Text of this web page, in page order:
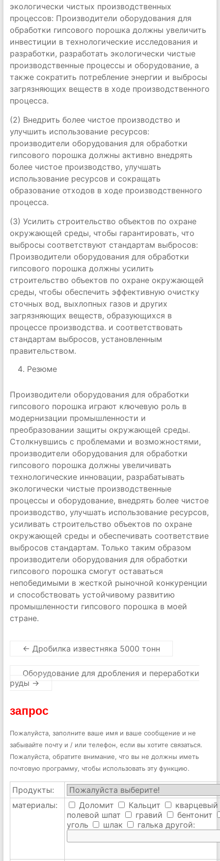
экологически чистых производственных
процессов: Производители оборудования для
обработки гипсового порошка должны увеличить
инвестиции в технологические исследования и
разработки, разработать экологически чистые
производственные процессы и оборудование, а
также сократить потребление энергии и выбросы
загрязняющих веществ в ходе производственного
процесса.
(2) Внедрить более чистое производство и
улучшить использование ресурсов:
производители оборудования для обработки
гипсового порошка должны активно внедрять
более чистое производство, улучшать
использование ресурсов и сокращать
образование отходов в ходе производственного
процесса.
(3) Усилить строительство объектов по охране
окружающей среды, чтобы гарантировать, что
выбросы соответствуют стандартам выбросов:
Производители оборудования для обработки
гипсового порошка должны усилить
строительство объектов по охране окружающей
среды, чтобы обеспечить эффективную очистку
сточных вод, выхлопных газов и других
загрязняющих веществ, образующихся в
процессе производства. и соответствовать
стандартам выбросов, установленным
правительством.
Резюме
Производители оборудования для обработки
гипсового порошка играют ключевую роль в
модернизации промышленности и
преобразовании защиты окружающей среды.
Столкнувшись с проблемами и возможностями,
производители оборудования для обработки
гипсового порошка должны увеличивать
технологические инновации, разрабатывать
экологически чистые производственные
процессы и оборудование, внедрять более чистое
производство, улучшать использование ресурсов,
усиливать строительство объектов по охране
окружающей среды и обеспечивать соответствие
выбросов стандартам. Только таким образом
производители оборудования для обработки
гипсового порошка смогут оставаться
непобедимыми в жесткой рыночной конкуренции
и способствовать устойчивому развитию
промышленности гипсового порошка в моей
стране.
← Дробилка известняка 5000 тонн
Оборудование для дробления и переработки
руды →
запрос
Пожалуйста, заполните ваше имя и ваше сообщение и не
забывайте почту и / или телефон, если вы хотите связаться.
Пожалуйста, обратите внимание, что вы не должны иметь
почтовую программу, чтобы использовать эту функцию.
Продукты:
материалы:
Доломит Кальцит
кварцевый
полевой шпат
гравий
бентонит
уголь
шлак галька другой: